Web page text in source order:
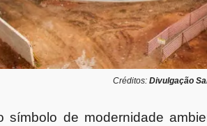
Créditos: Divulgação
símbolo de modernidade